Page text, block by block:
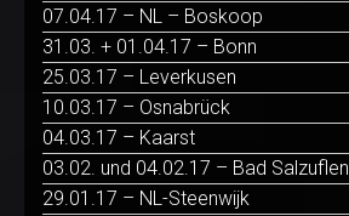
07.04.17 – NL – Boskoop
31.03. + 01.04.17 – Bonn
25.03.17 – Leverkusen
10.03.17 – Osnabrück
04.03.17 – Kaarst
03.02. und 04.02.17 – Bad Salzuflen
29.01.17 – NL-Steenwijk